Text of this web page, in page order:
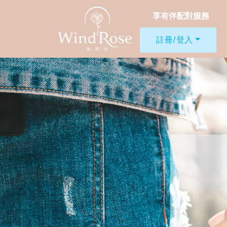
享有伴配對服務
註冊/登入